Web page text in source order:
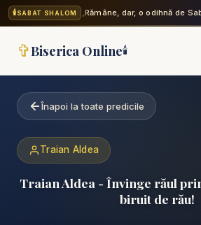
🕯️SABAT SHALOM „Rămâne, dar, o odihnă de
✞Biserica Online🕯️
Înapoi la toate predicile
Traian Aldea
Traian Aldea - Învinge răul
biruit de rău!